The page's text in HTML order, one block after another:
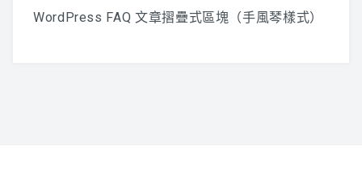
WordPress FAQ 文章摺疊式區塊（手風琴樣式）